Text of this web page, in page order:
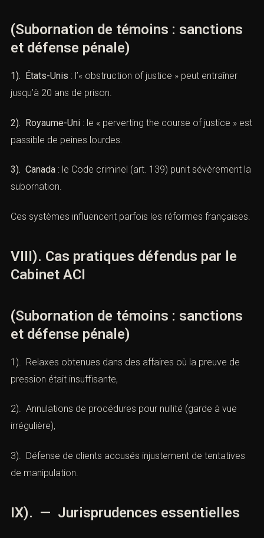
La subornation érode la confiance dans l’institution
judiciaire et nuit à l’État de droit.
VII)). Approche comparée
(Subornation de témoins : sanctions
et défense pénale)
1). États-Unis : l’« obstruction of justice » peut entraîner
jusqu’à 20 ans de prison.
2). Royaume-Uni : le « perverting the course of justice »
3). Canada : le Code criminel (art. 139) punit sévèrement
Ces systèmes influencent parfois les réformes
françaises.
VIII). Cas pratiques défendus par le
Cabinet ACI
(Subornation de témoins : sanctions
et défense pénale)
1). Relaxes obtenues dans des affaires où la preuve de
2). Annulations de procédures pour nullité (garde à vue
rendez-vous
Vous recherchez un avocat spécialisé en droit pénal ? Laissez-
nous vos coordonnées et nous vous contacterons.
*
*
de l'infraction ou tribunal compétent *